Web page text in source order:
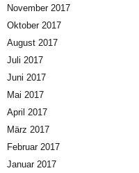
November 2017
Oktober 2017
August 2017
Juli 2017
Juni 2017
Mai 2017
April 2017
März 2017
Februar 2017
Januar 2017